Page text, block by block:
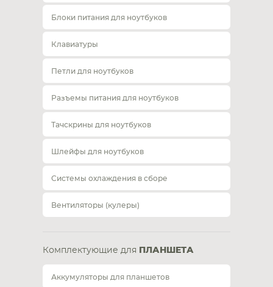
Блоки питания для ноутбуков
Клавиатуры
Петли для ноутбуков
Разъемы питания для ноутбуков
Тачскрины для ноутбуков
Шлейфы для ноутбуков
Системы охлаждения в сборе
Вентиляторы (кулеры)
Комплектующие для ПЛАНШЕТА
Аккумуляторы для планшетов